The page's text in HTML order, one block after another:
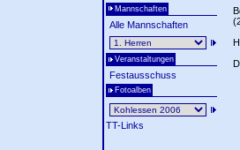
Mannschaften
Alle Mannschaften
Veranstaltungen
Festausschuss
Fotoalben
TT-Links